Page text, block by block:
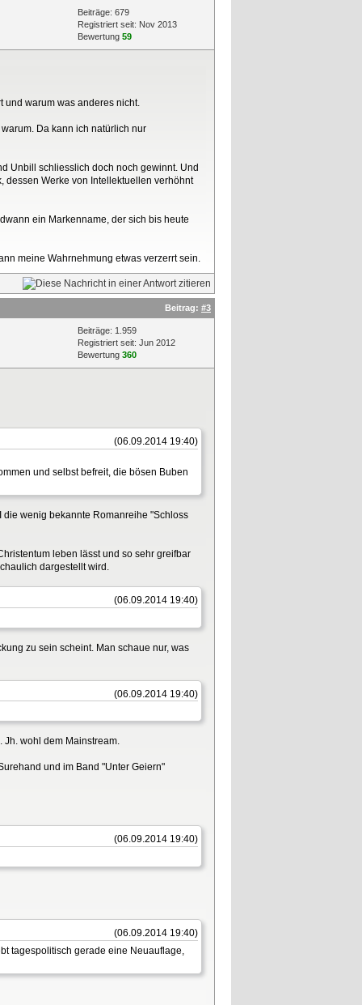
Beiträge: 679
Registriert seit: Nov 2013
Bewertung 59
und warum was anderes nicht.
Da kann ich natürlich nur
Unbill schliesslich doch noch gewinnt. Und
dessen Werke von Intellektuellen verhöhnt
ein Markenname, der sich bis heute
meine Wahrnehmung etwas verzerrt sein.
Beitrag: #3
Beiträge: 1.959
Registriert seit: Jun 2012
Bewertung 360
(06.09.2014 19:40)
und selbst befreit, die bösen Buben
die wenig bekannte Romanreihe "Schloss
leben lässt und so sehr greifbar
dargestellt wird.
(06.09.2014 19:40)
zu sein scheint. Man schaue nur, was
(06.09.2014 19:40)
Jh. wohl dem Mainstream.
und im Band "Unter Geiern"
(06.09.2014 19:40)
(06.09.2014 19:40)
tagespolitisch gerade eine Neuauflage,